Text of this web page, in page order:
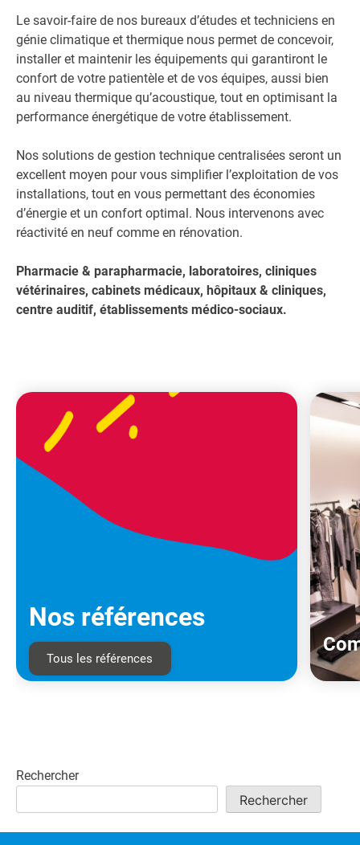
Le savoir-faire de nos bureaux d’études et techniciens en
génie climatique et thermique nous permet de concevoir,
installer et maintenir les équipements qui garantiront le
confort de votre patientèle et de vos équipes, aussi bien
au niveau thermique qu’acoustique, tout en optimisant la
performance énergétique de votre établissement.
Nos solutions de gestion technique centralisées seront un
excellent moyen pour vous simplifier l’exploitation de vos
installations, tout en vous permettant des économies
d’énergie et un confort optimal. Nous intervenons avec
réactivité en neuf comme en rénovation.
Pharmacie & parapharmacie, laboratoires, cliniques
vétérinaires, cabinets médicaux, hôpitaux & cliniques,
centre auditif, établissements médico-sociaux.
Nos références
Tous les références
Rechercher
Rechercher